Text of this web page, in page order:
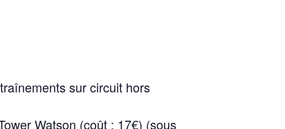
sur circuit hors
Watson (coût : 17€) (sous